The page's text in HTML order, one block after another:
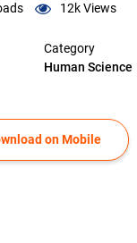
12kViews
Category
Human Science
on Mobile